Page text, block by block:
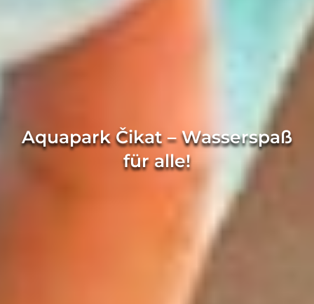
Aquapark Čikat – Wasserspaß
für alle!